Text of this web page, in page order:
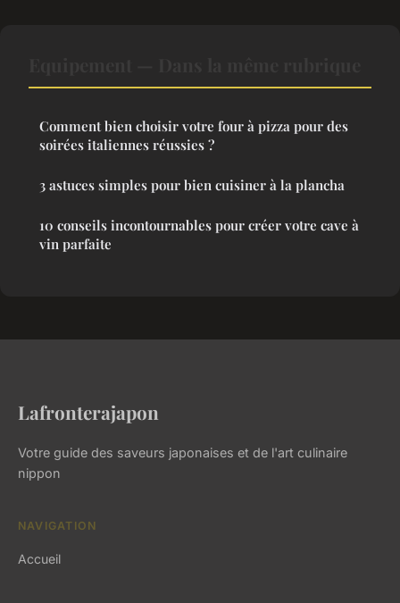
Comment bien choisir votre four à pizza pour des
soirées italiennes réussies ?
3 astuces simples pour bien cuisiner à la plancha
10 conseils incontournables pour créer votre cave à
vin parfaite
Lafronterajapon
Votre guide des saveurs japonaises et de l'art culinaire
nippon
NAVIGATION
Accueil